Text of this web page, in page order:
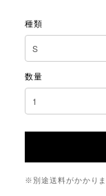
種類
数量
※別途送料がかかりま